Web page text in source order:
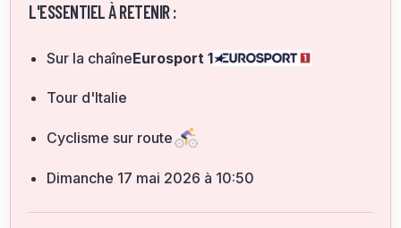
L'ESSENTIEL À RETENIR :
Sur la chaîneEurosport 1
Tour d'Italie
Cyclisme sur route
dimanche 17 mai 2026 à 10:50